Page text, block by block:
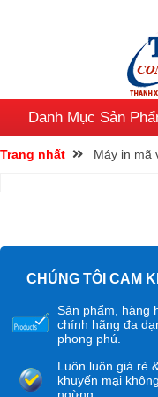
Danh Mục Sản
Trang nhất Máy in mã
CHÚNG TÔI CAM
Sản phẩm, hàng
chính hãng đa
phong phú.
Luôn luôn giá rẻ
khuyến mại không